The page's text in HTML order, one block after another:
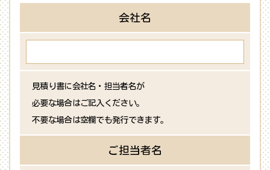
会社名
見積り書に会社名・担当者名が
必要な場合はご記入ください。
不要な場合は空欄でも発行できます。
ご担当者名